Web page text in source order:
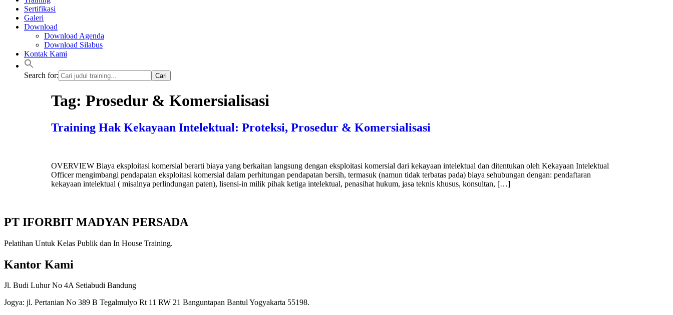
Sertifikasi
Galeri
Download
Download Agenda
Download Silabus
Kontak Kami
Search for:
Tag: Prosedur & Komersialisasi
Training Hak Kekayaan Intelektual: Proteksi, Prosedur & Komersialisasi
OVERVIEW Biaya eksploitasi komersial berarti biaya yang berkaitan langsung dengan eksploitasi komersial dari kekayaan intelektual dan ditentukan oleh Kekayaan Intelektual
Officer mengimbangi pendapatan eksploitasi komersial dalam perhitungan pendapatan bersih, termasuk (namun tidak terbatas pada) biaya sehubungan dengan: pendaftaran
kekayaan intelektual ( misalnya perlindungan paten), lisensi-in milik pihak ketiga intelektual, penasihat hukum, jasa teknis khusus, konsultan, […]
PT IFORBIT MADYAN PERSADA
Pelatihan Untuk Kelas Publik dan In House Training.
Kantor Kami
Jl. Budi Luhur No 4A Setiabudi Bandung
Jogya: jl. Pertanian No 389 B Tegalmulyo Rt 11 RW 21 Banguntapan Bantul Yogyakarta 55198.